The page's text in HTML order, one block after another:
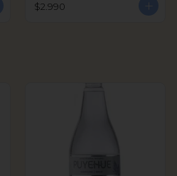
$2.990